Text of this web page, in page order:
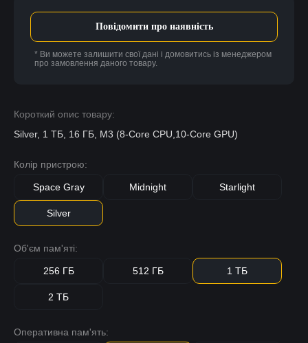
Короткий опис товару:
Silver, 1 ТБ, 16 ГБ, M3 (8-Core CPU,10-Core GPU)
Колір пристрою:
Space Gray Midnight Starlight
Silver
Об'єм пам'яті:
256 ГБ 512 ГБ 1 ТБ
2 ТБ
Оперативна пам'ять:
Повідомити про наявність
* Ви можете залишити свої дані і домовитись із менеджером
про замовлення даного товару.